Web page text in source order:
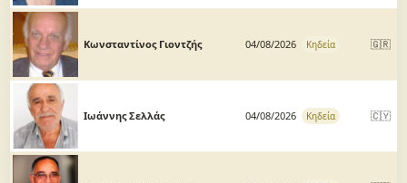
Κωνσταντίνος Γιοντζής 04/08/2026 Κηδεία 🇬🇷
Ιωάννης Σελλάς 04/08/2026 Κηδεία 🇨🇾